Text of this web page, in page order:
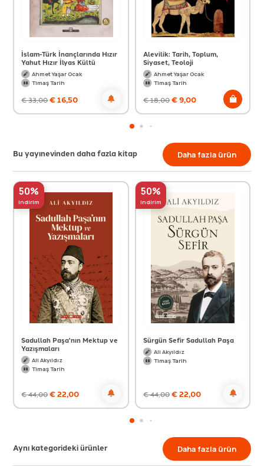
İslam-Türk İnançlarında Hızır
Yahut Hızır İlyas Kültü
Ahmet Yaşar Ocak
Timaş Tarih
€33,00€16,50
Alevilik: Tarih, Toplum,
Siyaset, Teoloji
Ahmet Yaşar Ocak
Timaş Tarih
€18,00€9,00
Bu yayınevinden daha fazla kitap Daha fazla ürün
50%
indirim
Sadullah Paşa'nın Mektup ve
Yazışmaları
Ali Akyıldız
Timaş Tarih
€44,00€22,00
50%
indirim
Sürgün Sefir Sadullah Paşa
Ali Akyıldız
Timaş Tarih
€44,00€22,00
Aynı kategorideki ürünler Daha fazla ürün